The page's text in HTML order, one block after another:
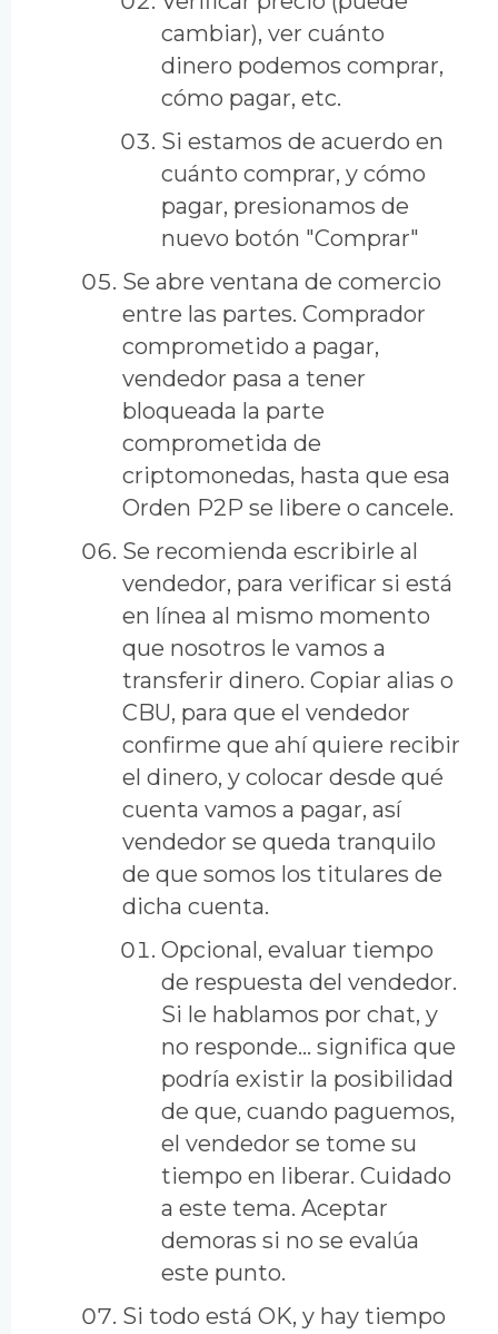
cambiar), ver cuánto
dinero podemos comprar,
cómo pagar, etc.
Si estamos de acuerdo en
cuánto comprar, y cómo
pagar, presionamos de
nuevo botón "Comprar"
Se abre ventana de comercio
entre las partes. Comprador
comprometido a pagar,
vendedor pasa a tener
bloqueada la parte
comprometida de
criptomonedas, hasta que esa
Orden P2P se libere o cancele.
Se recomienda escribirle al
vendedor, para verificar si está
en línea al mismo momento
que nosotros le vamos a
transferir dinero. Copiar alias o
CBU, para que el vendedor
confirme que ahí quiere recibir
el dinero, y colocar desde qué
cuenta vamos a pagar, así
vendedor se queda tranquilo
de que somos los titulares de
dicha cuenta.
Opcional, evaluar tiempo
de respuesta del vendedor.
Si le hablamos por chat, y
no responde... significa que
podría existir la posibilidad
de que, cuando paguemos,
el vendedor se tome su
tiempo en liberar. Cuidado
a este tema. Aceptar
demoras si no se evalúa
este punto.
Si todo está OK, y hay tiempo